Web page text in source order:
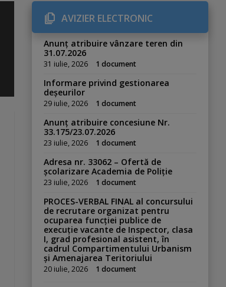
AVIZIER ELECTRONIC
Anunț atribuire vânzare teren din
31.07.2026
31 iulie, 2026 1 document
Informare privind gestionarea
deșeurilor
29 iulie, 2026 1 document
Anunț atribuire concesiune Nr.
33.175/23.07.2026
23 iulie, 2026 1 document
Adresa nr. 33062 – Ofertă de
școlarizare Academia de Poliție
23 iulie, 2026 1 document
PROCES-VERBAL FINAL al concursului
de recrutare organizat pentru
ocuparea funcției publice de
execuție vacante de Inspector, clasa
I, grad profesional asistent, în
cadrul Compartimentului Urbanism
și Amenajarea Teritoriului
20 iulie, 2026 1 document